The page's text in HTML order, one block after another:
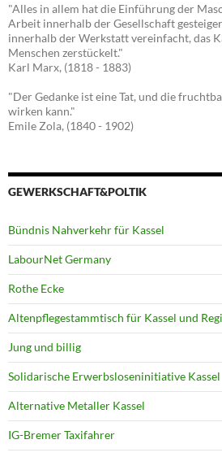
"Alles in allem hat die Einführung der
Arbeit innerhalb der Gesellschaft
innerhalb der Werkstatt vereinfacht, das
Menschen zerstückelt."
Karl Marx, (1818 - 1883)
"Der Gedanke ist eine Tat, und die
wirken kann."
Emile Zola, (1840 - 1902)
GEWERKSCHAFT&POLTIK
Bündnis Nahverkehr für Kassel
LabourNet Germany
Rothe Ecke
Altenpflegestammtisch für Kassel und
Jung und billig
Solidarische Erwerbsloseninitiative Kassel
Alternative Metaller Kassel
IG-Bremer Taxifahrer